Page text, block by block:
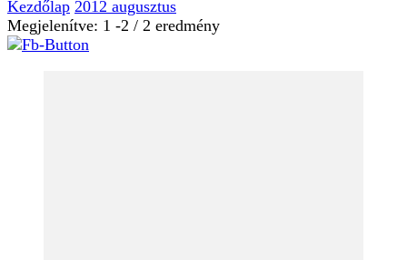
Kezdőlap 2012 augusztus
Megjelenítve: 1 -2 / 2 eredmény